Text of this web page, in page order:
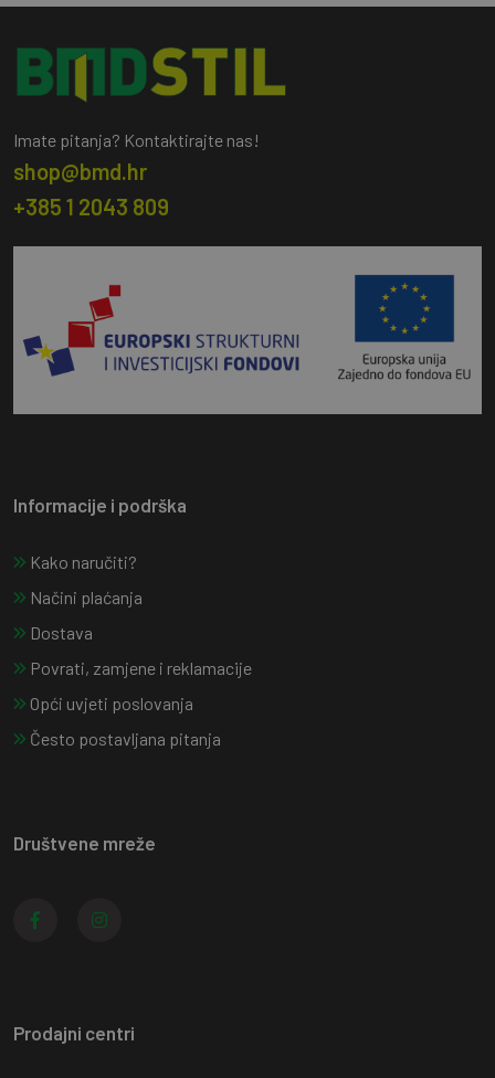
Imate pitanja? Kontaktirajte nas!
shop@bmd.hr
+385 1 2043 809
Informacije i podrška
Kako naručiti?
Načini plaćanja
Dostava
Povrati, zamjene i reklamacije
Opći uvjeti poslovanja
Često postavljana pitanja
Društvene mreže
Prodajni centri